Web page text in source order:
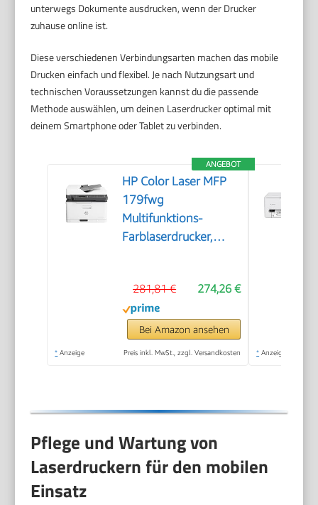
unterwegs Dokumente ausdrucken, wenn der Drucker
zuhause online ist.
Diese verschiedenen Verbindungsarten machen das mobile
Drucken einfach und flexibel. Je nach Nutzungsart und
technischen Voraussetzungen kannst du die passende
Methode auswählen, um deinen Laserdrucker optimal mit
deinem Smartphone oder Tablet zu verbinden.
ANGEBOT
HP Color Laser MFP
179fwg
Multifunktions-
Farblaserdrucker,
Automatische
Dokumentenzuführung,
Wi-Fi, Ethernet, USB,
Smart App
274,26 €
281,81 €
Bei Amazon ansehen
* Anzeige Preis inkl. MwSt., zzgl. Versandkosten * Anzeige
Pflege und Wartung von
Laserdruckern für den mobilen
Einsatz